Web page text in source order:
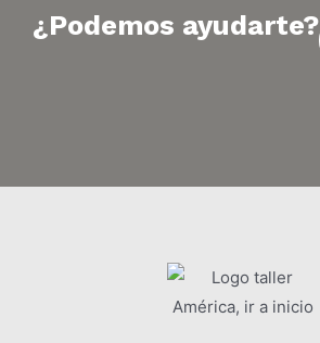
¿Podemos ayudarte?